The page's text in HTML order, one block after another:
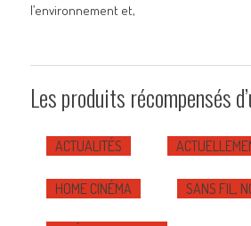
l’environnement et,
Les produits récompensés
ACTUALITÉS
HOME CINÉMA SANS FIL,